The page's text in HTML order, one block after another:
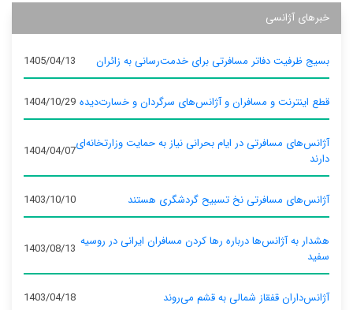
خبرهای آژانسی
بسیج ظرفیت دفاتر مسافرتی برای خدمت‌رسانی به زائران 1405/04/13
قطع اینترنت و مسافران و آژانس‌های سرگردان و خسارت‌دیده 1404/10/29
آژانس‌های مسافرتی در ایام بحرانی نیاز به حمایت وزارتخانه‌ای
دارند
1404/04/07
آژانس‌های مسافرتی نخ تسبیح گردشگری هستند 1403/10/10
هشدار به آژانس‌ها درباره رها کردن مسافران ایرانی در روسیه
سفید
1403/08/13
آژانس‌داران قفقاز شمالی به قشم می‌روند 1403/04/18